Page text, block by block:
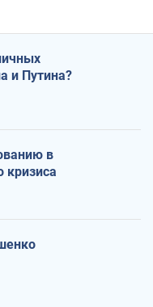
и Путина?
в
кризиса